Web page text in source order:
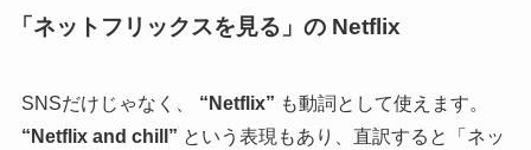
「ネットフリックスを見る」の Netflix
SNSだけじゃなく、 “Netflix” も動詞として使えます。
“Netflix and chill” という表現もあり、直訳すると「ネッ